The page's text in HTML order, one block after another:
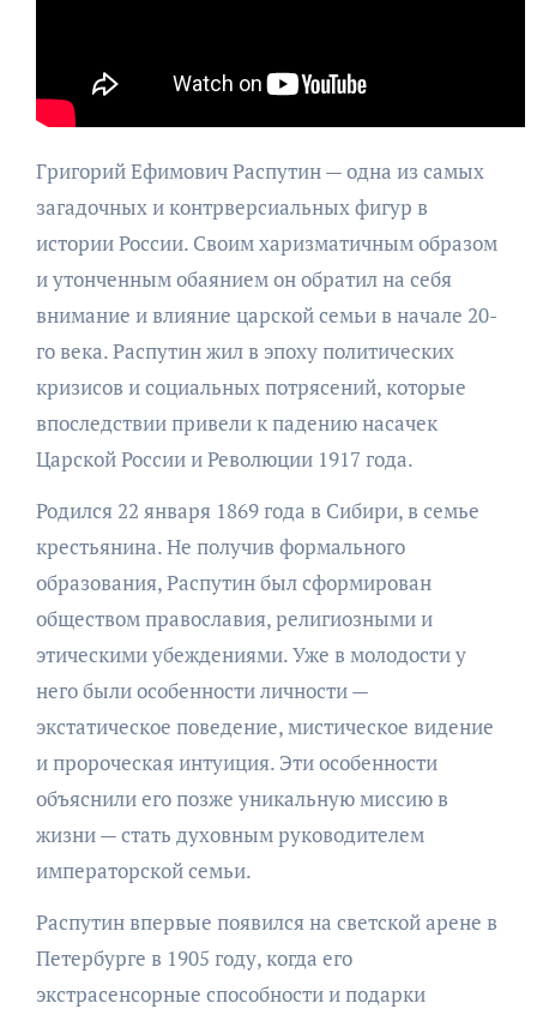
Григорий Ефимович Распутин — одна из самых
загадочных и контрверсиальных фигур в
истории России. Своим харизматичным образом
и утонченным обаянием он обратил на себя
внимание и влияние царской семьи в начале 20-
го века. Распутин жил в эпоху политических
кризисов и социальных потрясений, которые
впоследствии привели к падению насачек
Царской России и Революции 1917 года.
Родился 22 января 1869 года в Сибири, в семье
крестьянина. Не получив формального
образования, Распутин был сформирован
обществом православия, религиозными и
этическими убеждениями. Уже в молодости у
него были особенности личности —
экстатическое поведение, мистическое видение
и пророческая интуиция. Эти особенности
объяснили его позже уникальную миссию в
жизни — стать духовным руководителем
императорской семьи.
Распутин впервые появился на светской арене в
Петербурге в 1905 году, когда его
экстрасенсорные способности и подарки